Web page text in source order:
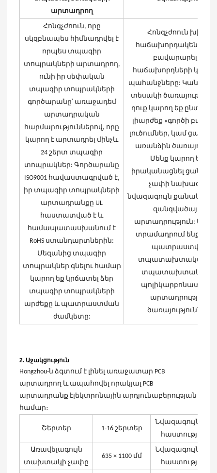
արտադրող
Հոնգչժոուն, որը
սկզբնապես հիմնադրվել է
որպես տպագիր
տոպրակների արտադրող,
ունի իր սեփական
տպագիր տոպրակների
գործարանը՝ առաջադեմ
արտադրական
հարմարություններով, որը
կարող է արտադրել մինչև
24 շերտ տպագիր
տոպրակներ: Գործարանը
ISO9001 հավաստագրված է,
իր տպագիր տոպրակների
արտադրանքը UL
հաստատված է և
համապատասխանում է
RoHS ստանդարտներին:
Մեզանից տպագիր
տոպրակներ գնելու համար
կարող եք կրճատել ձեր
տպագիր տոպրակների
արժեքը և պատրաստման
ժամկետը:
Հոնգչժոուն խիստ
հաճախորդակենտրոն
բավարարելով
հաճախորդների
պահանջները: Կան
տեսակի
դուք կարող եք ընտրել
լիարժեք «գործի
լուծումներ, կամ
առանձին
Մենք կարող ենք
իրականացնել
չափի նախագիծ՝
նվազագույն քանակից
զանգվածային
արտադրություն: Եվ
տրամադրում ենք
պատրաստվող
տպատախտակային
տպատախտակային
արտադրության
ծառայություններ:
2. Աջակցություն
Hongzhou-ն ձգտում է լինել առաջատար PCB
արտադրող և ապահովել որակյալ PCB
արտադրանք էլեկտրոնային արդյունաբերության
համար։
Շերտեր 1-16 շերտեր
Նվազագույն
հաստություն
Առավելագույն
տախտակի չափը
635 × 1100 մմ
Նվազագույն
հաստություն